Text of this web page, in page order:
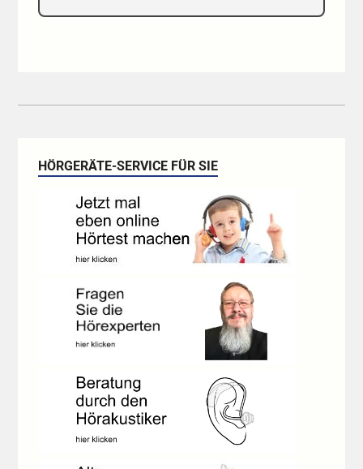
HÖRGERÄTE-SERVICE FÜR SIE